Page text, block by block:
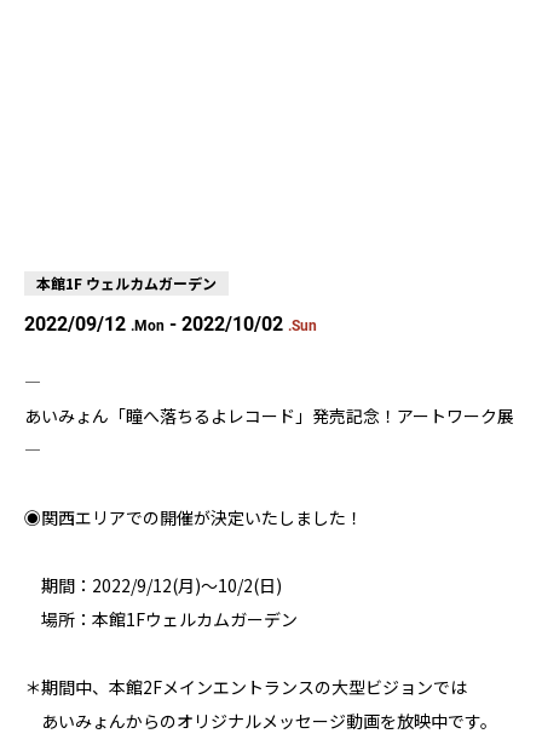
本館1F ウェルカムガーデン
2022/09/12 .Mon - 2022/10/02 .Sun
――――――――――――――――――――――――――――――――――――――――
あいみょん「瞳へ落ちるよレコード」発売記念！アートワーク展
――――――――――――――――――――――――――――――――――――――――
◉関西エリアでの開催が決定いたしました！
期間：2022/9/12(月)～10/2(日)
場所：本館1Fウェルカムガーデン
＊期間中、本館2Fメインエントランスの大型ビジョンでは
あいみょんからのオリジナルメッセージ動画を放映中です。